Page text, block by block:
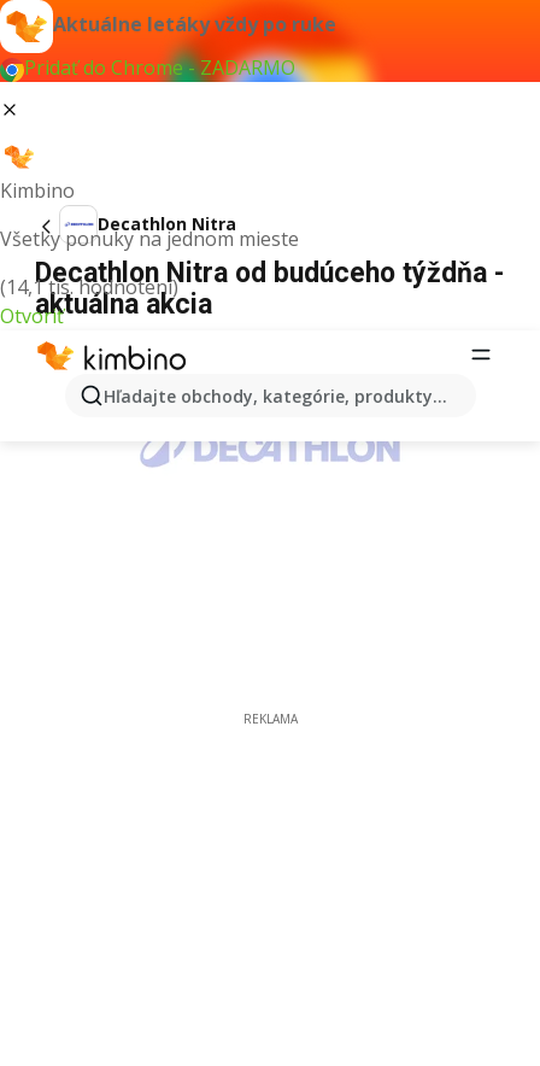
Aktuálne letáky vždy po ruke
Pridať do Chrome - ZADARMO
Kimbino
Všetky ponuky na jednom mieste
(14,1 tis. hodnotení)
Otvoriť
Hľadajte obchody, kategórie, produkty...
Decathlon Nitra
Decathlon Nitra od budúceho týždňa -
aktuálna akcia
REKLAMA